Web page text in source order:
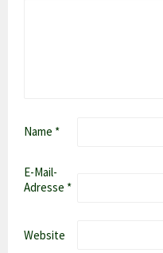
Name *
E-Mail-
Adresse *
Website